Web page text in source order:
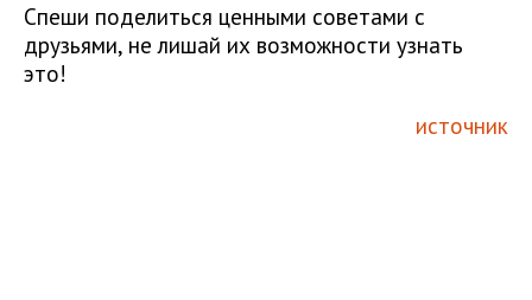
Спеши поделиться ценными советами с
друзьями, не лишай их возможности узнать
это!
источник